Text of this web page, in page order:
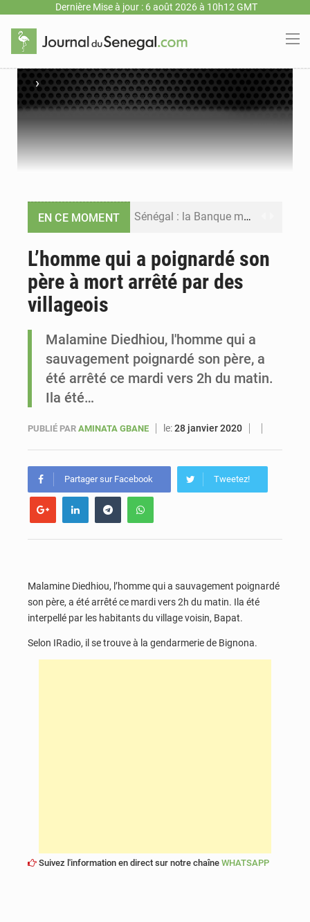
Dernière Mise à jour : 6 août 2026 à 10h12 GMT
›
EN CE MOMENT Sénégal : la Banque mondiale annonce un financement de 340 milliards FCFA pour soutenir les priorités de la Vision Sénégal 2050
Sénégal : les subventions à l’énergie bondissent à 729 milliards FCFA pour contenir les prix des carburants et de l’électricité
Sénégal : Ousmane Diagne prêtera serment le 11 août comme président du Conseil constitutionnel
L’homme qui a poignardé son
père à mort arrêté par des
villageois
Malamine Diedhiou, l'homme qui a
sauvagement poignardé son père, a
été arrêté ce mardi vers 2h du matin.
Ila été…
PUBLIÉ PAR AMINATA GBANE le:28 janvier 2020
Partager sur Facebook Tweetez!
Malamine Diedhiou, l’homme qui a sauvagement poignardé
son père, a été arrêté ce mardi vers 2h du matin. Ila été
interpellé par les habitants du village voisin, Bapat.
Selon IRadio, il se trouve à la gendarmerie de Bignona.
Suivez l'information en direct sur notre chaîne WHATSAPP